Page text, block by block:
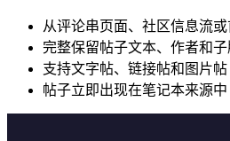
从评论串页面、社区信息流
完整保留帖子文本、作者和
支持文字帖、链接帖和图片帖
帖子立即出现在笔记本来源中